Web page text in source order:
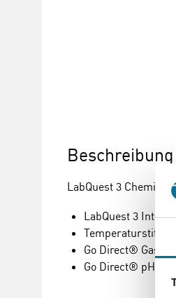
Beschreibung
LabQuest 3 Chemie-
LabQuest 3
Go Direct®
Go Direct® pH-